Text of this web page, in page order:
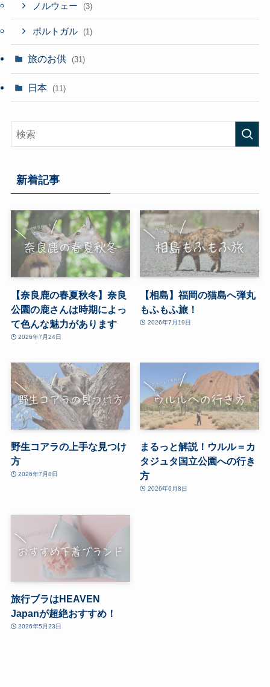
ノルウェー (3)
ポルトガル (1)
旅のお供 (31)
日本 (11)
新着記事
【奈良鹿の春夏秋冬】奈良
公園の鹿さんは時期によっ
て色んな魅力があります
2026年7月24日
【相島】福岡の猫島へ弾丸
もふもふ旅！
2026年7月19日
野生コアラの上手な見つけ
方
2026年7月8日
まるっと解説！ウルル＝カ
タジュタ国立公園への行き
方
2026年6月8日
旅行ブラはHEAVEN
Japanが超絶おすすめ！
2026年5月23日